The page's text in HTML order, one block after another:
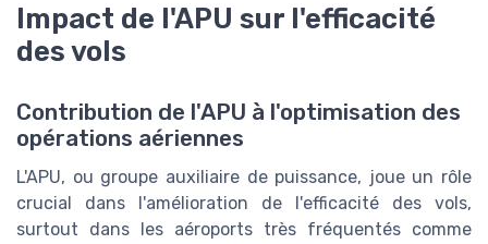
Impact de l'APU sur l'efficacité
des vols
Contribution de l'APU à l'optimisation des
opérations aériennes
L'APU, ou groupe auxiliaire de puissance, joue un rôle
crucial dans l'amélioration de l'efficacité des vols,
surtout dans les aéroports très fréquentés comme